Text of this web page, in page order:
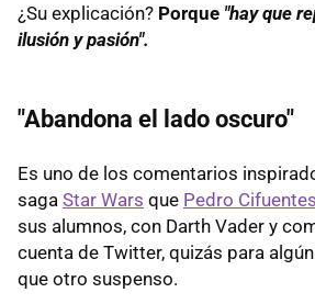
¿Su explicación? Porque "hay que
ilusión y pasión".
"Abandona el lado oscuro"
Es uno de los comentarios
saga Star Wars que Pedro Cifuentes
sus alumnos, con Darth Vader y
cuenta de Twitter, quizás para
que otro suspenso.